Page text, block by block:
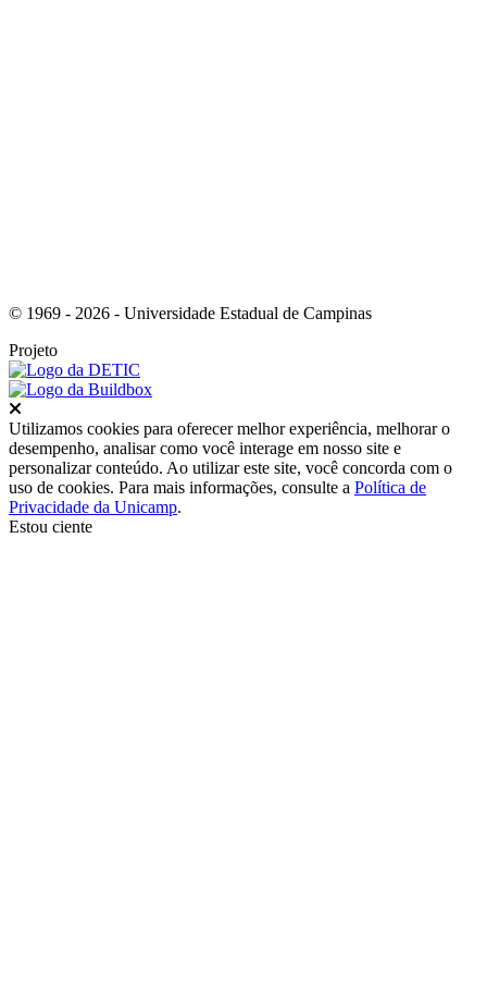
© 1969 - 2026 - Universidade Estadual de Campinas
Projeto
Utilizamos cookies para oferecer melhor experiência, melhorar o
desempenho, analisar como você interage em nosso site e
personalizar conteúdo. Ao utilizar este site, você concorda com o
uso de cookies. Para mais informações, consulte a Política de
Privacidade da Unicamp.
Estou ciente